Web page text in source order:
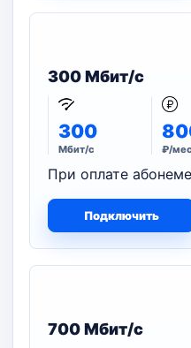
300 Мбит/с
300
Мбит/с ₽/мес
При оплате
Подключить
700 Мбит/с